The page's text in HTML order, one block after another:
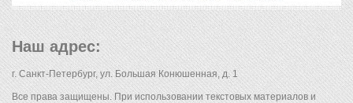
Наш адрес:
г. Санкт-Петербург, ул. Большая Конюшенная, д. 1
Все права защищены. При использовании текстовых материалов и